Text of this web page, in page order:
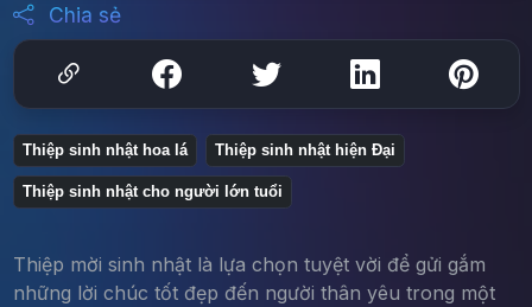
Chia sẻ
Thiệp sinh nhật hoa lá Thiệp sinh nhật hiện Đại
Thiệp sinh nhật cho người lớn tuổi
Thiệp mời sinh nhật là lựa chọn tuyệt vời để gửi gắm
những lời chúc tốt đẹp đến người thân yêu trong một